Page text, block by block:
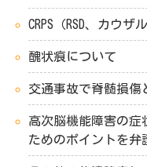
CRPS（RSD、カウザ
醜状痕について
交通事故で脊髄損傷
高次脳機能障害の症
ためのポイントを弁